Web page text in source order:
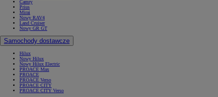
Camry
Prius
Mirai
Nowy RAV4
Land Cruiser
Nowy GR GT
Samochody dostawcze
Hilux
Nowy Hilux
Nowy Hilux Electric
PROACE Max
PROACE
PROACE Verso
PROACE CITY
PROACE CITY Verso